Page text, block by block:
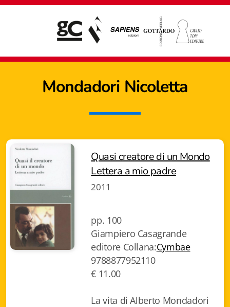
Mondadori Nicoletta
Quasi creatore di un Mondo
Lettera a mio padre
2011
pp. 100
Giampiero Casagrande
editore Collana:Cymbae
9788877952110
€ 11.00
La vita di Alberto Mondadori
Giampiero Casagrande editore
Biblioteca letteraria Nord-Sud